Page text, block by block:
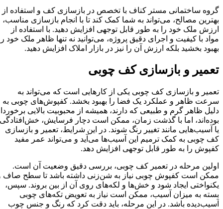
گروه ساختمانی مستر کناف با تخصص در بازسازی کف و استفاده از
بهترین مصالح، می‌تواند به شما کمک کند تا با انجام بازسازی مناسب،
ارزش ملک خود را به طور قابل توجهی افزایش دهید. با استفاده از
مواد با کیفیت و اجرای دقیق پروژه، می‌توانید نه تنها ظاهر ملک خود را
بهبود بخشید بلکه ارزش آن را نیز در بازار املاک افزایش دهید.
تعمیر و بازسازی کف چوبی
تعمیر و بازسازی کف چوبی یکی از کارهایی است که می‌تواند به
سرعت ظاهر و عملکرد یک فضا را بهبود بخشد. کفپوش‌های چوبی به
دلیل ظاهر گرم و طبیعی که دارند، همیشه از محبوبیت بالایی برخوردار
بوده‌اند، اما با گذشت زمان، ممکن است دچار فرسایش، خش‌افتادگی
یا آسیب‌هایی مانند تغییر رنگ شوند. در این شرایط، تعمیر و بازسازی
کف چوبی به کمک ترمیم این آسیب‌ها می‌آید و می‌تواند عمر مفید
کفپوش را به طور قابل توجهی افزایش دهد.
اولین مرحله در تعمیر کف چوبی، بررسی دقیق وضعیت آن است.
ممکن است کفپوش چوبی نیاز به شن‌زنی داشته باشد تا سطح صاف و
یکنواختی ایجاد شود و خش‌ها و لکه‌های روی آن از بین بروند. سپس،
بسته به میزان آسیب، ممکن است نیاز به تعویض تکه‌های چوبی
آسیب‌دیده باشد. در این مرحله، باید دقت کرد که رنگ و جنس چوب